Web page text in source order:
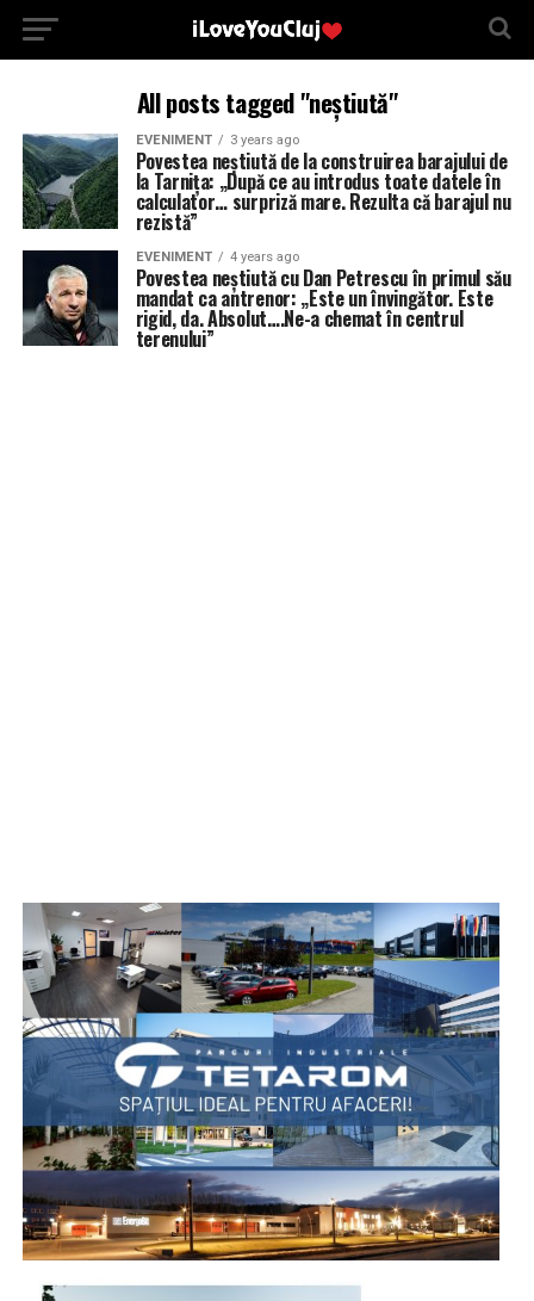
All posts tagged "neștiută"
EVENIMENT 3 years ago
Povestea neștiută de la construirea barajului de
la Tarnița: „După ce au introdus toate datele în
calculator… surpriză mare. Rezulta că barajul nu
rezistă”
EVENIMENT 4 years ago
Povestea neștiută cu Dan Petrescu în primul său
mandat ca antrenor: „Este un învingător. Este
rigid, da. Absolut….Ne-a chemat în centrul
terenului”